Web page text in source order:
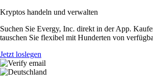
Kryptos handeln und verwalten
Suchen Sie Evergy, Inc. direkt in der App.
tauschen Sie flexibel mit Hunderten von
Jetzt loslegen